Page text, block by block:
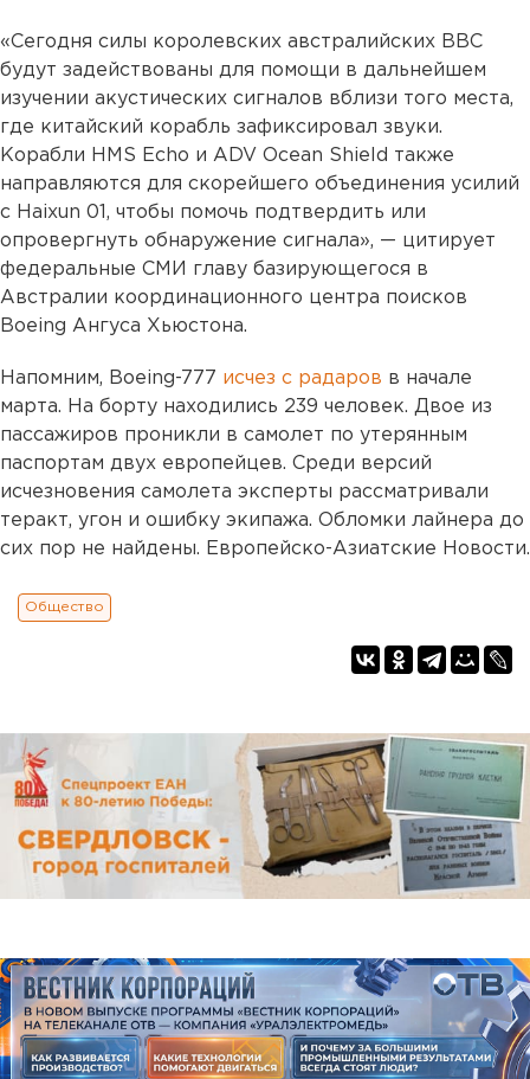
«Сегодня силы королевских австралийских ВВС
будут задействованы для помощи в дальнейшем
изучении акустических сигналов вблизи того места,
где китайский корабль зафиксировал звуки.
Корабли HMS Echo и ADV Ocean Shield также
направляются для скорейшего объединения усилий
с Haixun 01, чтобы помочь подтвердить или
опровергнуть обнаружение сигнала», — цитирует
федеральные СМИ главу базирующегося в
Австралии координационного центра поисков
Boeing Ангуса Хьюстона.
Напомним, Boeing-777 исчез с радаров в начале
марта. На борту находились 239 человек. Двое из
пассажиров проникли в самолет по утерянным
паспортам двух европейцев. Среди версий
исчезновения самолета эксперты рассматривали
теракт, угон и ошибку экипажа. Обломки лайнера до
сих пор не найдены. Европейско-Азиатские Новости.
Общество